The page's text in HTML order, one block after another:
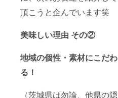
頂こうと企んでいます笑
美味しい理由 その②
地域の個性・素材にこだわ
る！
（茨城県は勿論、他県の隠